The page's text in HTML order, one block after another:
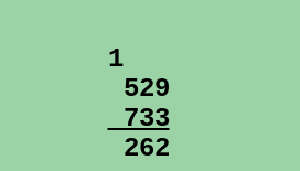
1
733
262